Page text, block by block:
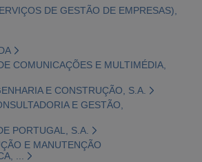
DE GESTÃO DE EMPRESAS),
COMUNICAÇÕES E MULTIMÉDIA,
E CONSTRUÇÃO, S.A.
E GESTÃO,
PORTUGAL, S.A.
E MANUTENÇÃO
...